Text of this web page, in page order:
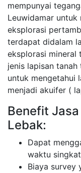
mempunyai
Leuwidamar
eksplorasi
terdapat didalam
eksplorasi mineral
jenis lapisan
untuk mengetahui
menjadi akuifer (
Benefit
Lebak:
Dapat
waktu singkat
Biaya survey